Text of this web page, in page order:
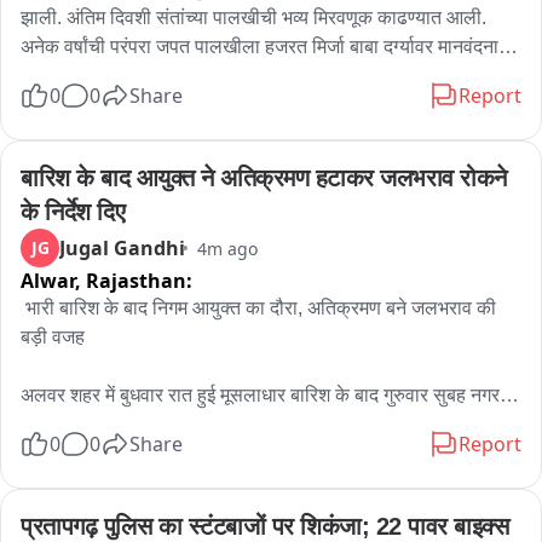
जबाबदारी निश्चित होणार ka, याकडे आता सर्वांचे लक्ष लागले आहे.
झाली. अंतिम दिवशी संतांच्या पालखीची भव्य मिरवणूक काढण्यात आली.
अनेक वर्षांची परंपरा जपत पालखीला हजरत मिर्जा बाबा दर्ग्यावर मानवंदना
भाविकांच्या उपस्थितीत ५१ क्विंटल गव्हाच्या पोळ्या, ३१ क्विंटल
आला. जिल्ह्यासह राज्यभरातून आलेल्या सर्वधर्मीय भाविकांनी महाप्रसादाचा
लाभ घेतला. श्रद्धा, सेवा आणि सामाजिक सलोखा जपणारा हा सोहळा
उत्साहात पार पडला.
0 0 Share Report
बारिश के बाद आयुक्त ने अतिक्रमण हटाकर जलभराव रोकने
के निर्देश दिए
JG Jugal Gandhi 4m ago
Alwar, Rajasthan:
भारी बारिश के बाद निगम आयुक्त का दौरा, अतिक्रमण बने जलभराव की
बड़ी वजह
अलवर शहर में बुधवार रात हुई मूसलाधार बारिश के बाद गुरुवार सुबह नगर
किया। इस दौरान उन्होंने बस स्टैंड, ओसवाल स्कूल, गायत्री मंदिर रोड,
कई इलाकों में जलभराव और नालियों की स्थिति का जायजा लिया。
0 0 Share Report
प्रतापगढ़ पुलिस का स्टंटबाजों पर शिकंजा; 22 पावर बाइक्स